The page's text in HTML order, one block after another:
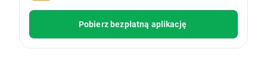
Pobierz bezpłatną aplikację